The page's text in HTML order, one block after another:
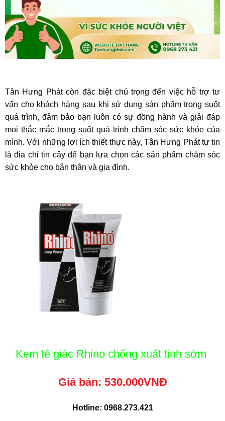
Tân Hưng Phát còn đặc biệt chú trọng đến việc hỗ trợ tư
vấn cho khách hàng sau khi sử dụng sản phẩm trong suốt
quá trình, đảm bảo bạn luôn có sự đồng hành và giải đáp
mọi thắc mắc trong suốt quá trình chăm sóc sức khỏe của
mình. Với những lợi ích thiết thực này, Tân Hưng Phát tự tin
là địa chỉ tin cậy để bạn lựa chọn các sản phẩm chăm sóc
sức khỏe cho bản thân và gia đình.
Kem tê giác Rhino chống xuất tinh sớm
Giá bán: 530.000VNĐ
Hotline: 0968.273.421